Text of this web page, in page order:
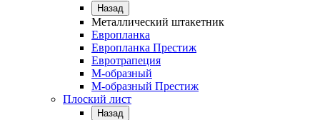
Назад
Металлический штакетник
Европланка
Европланка Престиж
Евротрапеция
М-образный
М-образный Престиж
Плоский лист
Назад